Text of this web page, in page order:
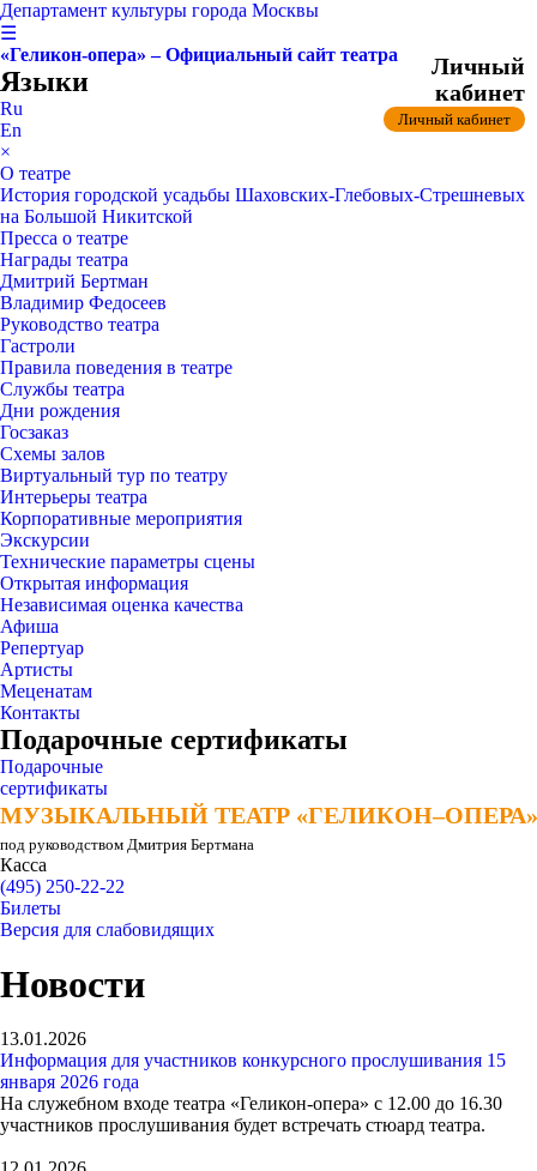
Департамент культуры города Москвы
☰
«Геликон-опера» – Официальный сайт театра
Языки
Ru
En
×
О театре
История городской усадьбы Шаховских-Глебовых-Стрешневых
на Большой Никитской
Пресса о театре
Награды театра
Дмитрий Бертман
Владимир Федосеев
Руководство театра
Гастроли
Правила поведения в театре
Службы театра
Дни рождения
Госзаказ
Схемы залов
Виртуальный тур по театру
Интерьеры театра
Корпоративные мероприятия
Экскурсии
Технические параметры сцены
Открытая информация
Независимая оценка качества
Афиша
Репертуар
Артисты
Меценатам
Контакты
Подарочные сертификаты
Подарочные
сертификаты
МУЗЫКАЛЬНЫЙ ТЕАТР «ГЕЛИКОН–ОПЕРА»
МУЗЫКАЛЬНЫЙ ТЕАТР «ГЕЛИКОН–ОПЕРА»
под руководством Дмитрия Бертмана
Касса
(495) 250-22-22
Личный
кабинет
Личный кабинет
Билеты
Версия для слабовидящих
Новости
13.01.2026
Информация для участников конкурсного прослушивания 15
января 2026 года
На служебном входе театра «Геликон-опера» с 12.00 до 16.30
участников прослушивания будет встречать стюард театра.